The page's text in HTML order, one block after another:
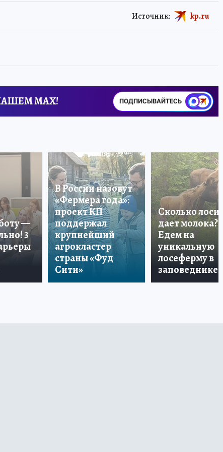
Источник: kp.ru
MAX! ПОДПИСЫВАЙТЕСЬ
—
3
В России назовут
«Фермера года»:
проект КП
поддержал
крупнейший
агрокластер
страны «Фуд
Сити»
Сколько лосиха
дает молока?
Едем на
уникальную
лосеферму в
заповеднике!